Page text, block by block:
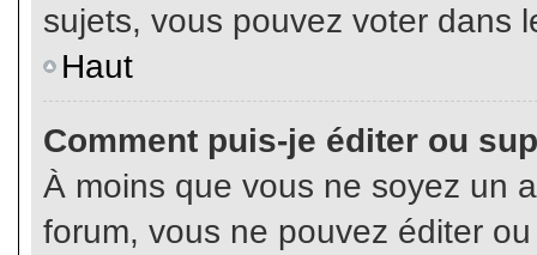
sujets, vous pouvez voter dans
Haut
Comment puis-je éditer ou
À moins que vous ne soyez un
forum, vous ne pouvez éditer